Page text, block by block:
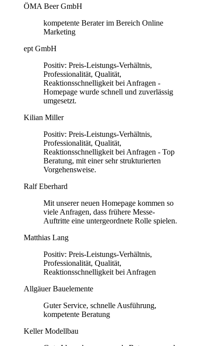
ÖMA Beer GmbH
kompetente Berater im Bereich Online
Marketing
ept GmbH
Positiv: Preis-Leistungs-Verhältnis,
Professionalität, Qualität,
Reaktionsschnelligkeit bei Anfragen -
Homepage wurde schnell und zuverlässig
umgesetzt.
Kilian Miller
Positiv: Preis-Leistungs-Verhältnis,
Professionalität, Qualität,
Reaktionsschnelligkeit bei Anfragen - Top
Beratung, mit einer sehr strukturierten
Vorgehensweise.
Ralf Eberhard
Mit unserer neuen Homepage kommen so
viele Anfragen, dass frühere Messe-
Auftritte eine untergeordnete Rolle spielen.
Matthias Lang
Positiv: Preis-Leistungs-Verhältnis,
Professionalität, Qualität,
Reaktionsschnelligkeit bei Anfragen
Allgäuer Bauelemente
Guter Service, schnelle Ausführung,
kompetente Beratung
Keller Modellbau